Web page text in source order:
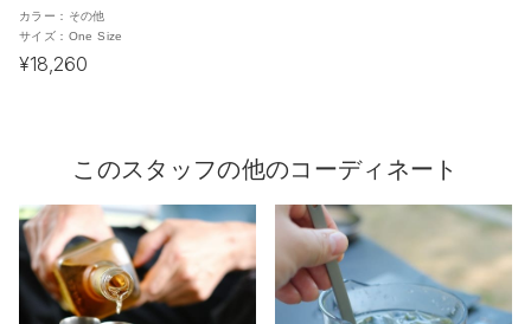
カラー： その他
サイズ： One Size
¥18,260
このスタッフの他のコーディネート